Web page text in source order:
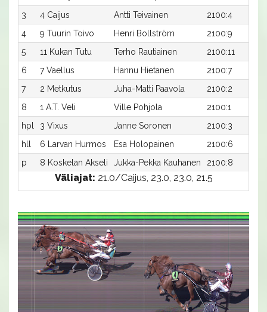
3
4 Caijus Antti Teivainen 2100:4
4
9 Tuurin Toivo Henri Bollström 2100:9
5
11 Kukan Tutu Terho Rautiainen 2100:11
6
7 Vaellus Hannu Hietanen 2100:7
7
2 Metkutus Juha-Matti Paavola 2100:2
8
1 A.T. Veli Ville Pohjola 2100:1
hpl
3 Vixus Janne Soronen 2100:3
hll
6 Larvan Hurmos Esa Holopainen 2100:6
p
8 Koskelan Akseli Jukka-Pekka Kauhanen 2100:8
Väliajat: 21.0/Caijus, 23.0, 23.0, 21.5